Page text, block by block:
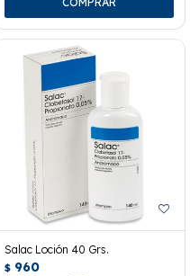
Salac Loción 40 Grs.
$ 960